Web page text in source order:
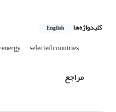
کلیدواژه‌ها English
selected countries
مراجع